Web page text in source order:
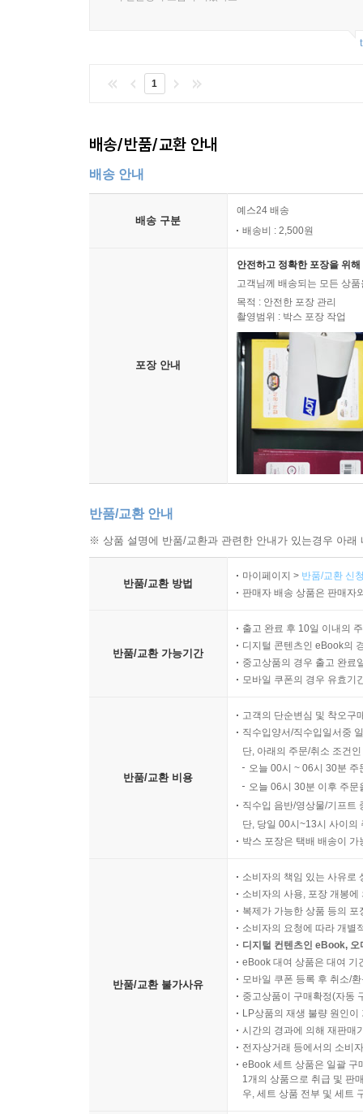
1
배송/반품/교환 안내
배송 안내
배송 구분
예스24 배송
배송비 : 2,500원
포장 안내
안전하고 정확한 포장을 위
고객님께 배송되는 모든 상
목적 : 안전한 포장 관리
촬영범위 : 박스 포장 작업
반품/교환 안내
※ 상품 설명에 반품/교환과 관련한 안내가 있는경우 아
반품/교환 방법
마이페이지 > 반품/교환 신
판매자 배송 상품은 판매자
반품/교환 가능기간
출고 완료 후 10일 이내의
디지털 콘텐츠인 eBook의
중고상품의 경우 출고 완료
모바일 쿠폰의 경우 유효기
반품/교환 비용
고객의 단순변심 및 착오구
직수입양서/직수입일서중
단, 아래의 주문/취소 조건
오늘 00시 ~ 06시 30분
오늘 06시 30분 이후 주
직수입 음반/영상물/기프트
단, 당일 00시~13시 사이의
박스 포장은 택배 배송이
반품/교환 불가사유
소비자의 책임 있는 사유로
소비자의 사용, 포장 개봉
복제가 가능한 상품 등의
소비자의 요청에 따라 개별
디지털 컨텐츠인 eBook,
eBook 대여 상품은 대여 기
모바일 쿠폰 등록 후 취소/
중고상품이 구매확정(자동
LP상품의 재생 불량 원인
시간의 경과에 의해 재판매
전자상거래 등에서의 소비
eBook 세트 상품은 일괄 구
1개의 상품으로 취급 및 판
우, 세트 상품 전부 및 세트